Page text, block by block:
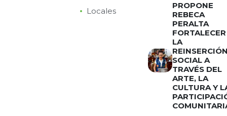
Locales
PROPONE
REBECA
PERALTA
FORTALECER
LA
SOCIAL A
TRAVÉS DEL
ARTE, LA
CULTURA Y